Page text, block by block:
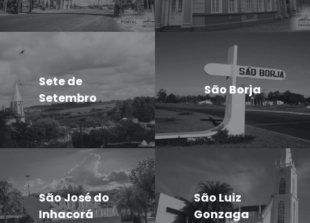
Sete de
Setembro
São Borja
São José do
Inhacorá
São Luiz
Gonzaga